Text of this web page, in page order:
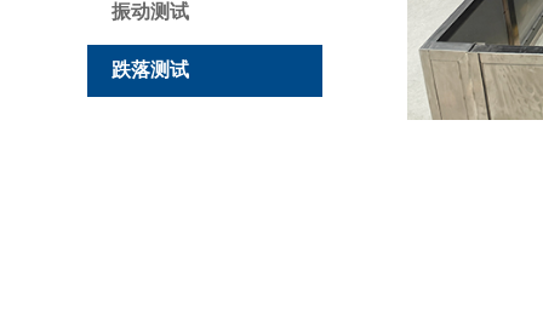
振动测试
跌落测试